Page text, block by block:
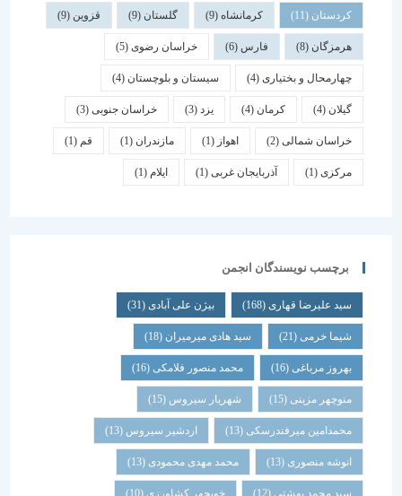
کردستان(11) کرمانشاه(9) گلستان (9) قزوین
هرمزگان(8) فارس خراسان رضوی(5)
چهارمحال و بختیاری (4) سیستان و بلوچستان(4)
کرمان یزد خراسان جنوبی(3)
خراسان شمالی(2) اهواز مازندران(1) قم
(1) آذربایجان غربی(1) ایلام
برچسب نویسندگان انجمن
سید علیرضا قهاری(168) بیژن علی آبادی(31)
شیما خرمی(21) سید هادی میرمیران(18)
بهروز مرباغی (16) محمد منصور فلامکی (16)
منوچهر مزینی(15) شهریار سیروس(15)
محمدامین میرفندرسکی(13) اردشیر سیروس(13)
انوشه منصوری(13) محمد مهدی محمودی(13)
سید محمد بهشتی(12) خوبچهر کشاورزی(10)